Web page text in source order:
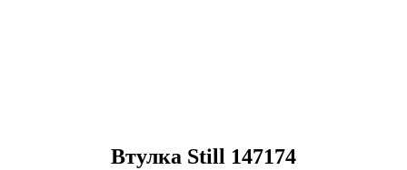
Втулка Still 147174